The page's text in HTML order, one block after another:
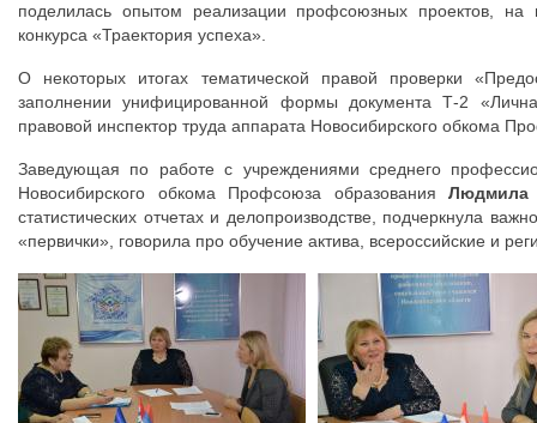
поделилась опытом реализации профсоюзных проектов, на
конкурса «Траектория успеха».
О некоторых итогах тематической правой проверки
заполнении унифицированной формы документа Т-2
правовой инспектор труда аппарата Новосибирского обкома
Заведующая по работе с учреждениями среднего
Новосибирского обкома Профсоюза образования Людмила
статистических отчетах и делопроизводстве, подчеркнула
«первички», говорила про обучение актива, всероссийские и